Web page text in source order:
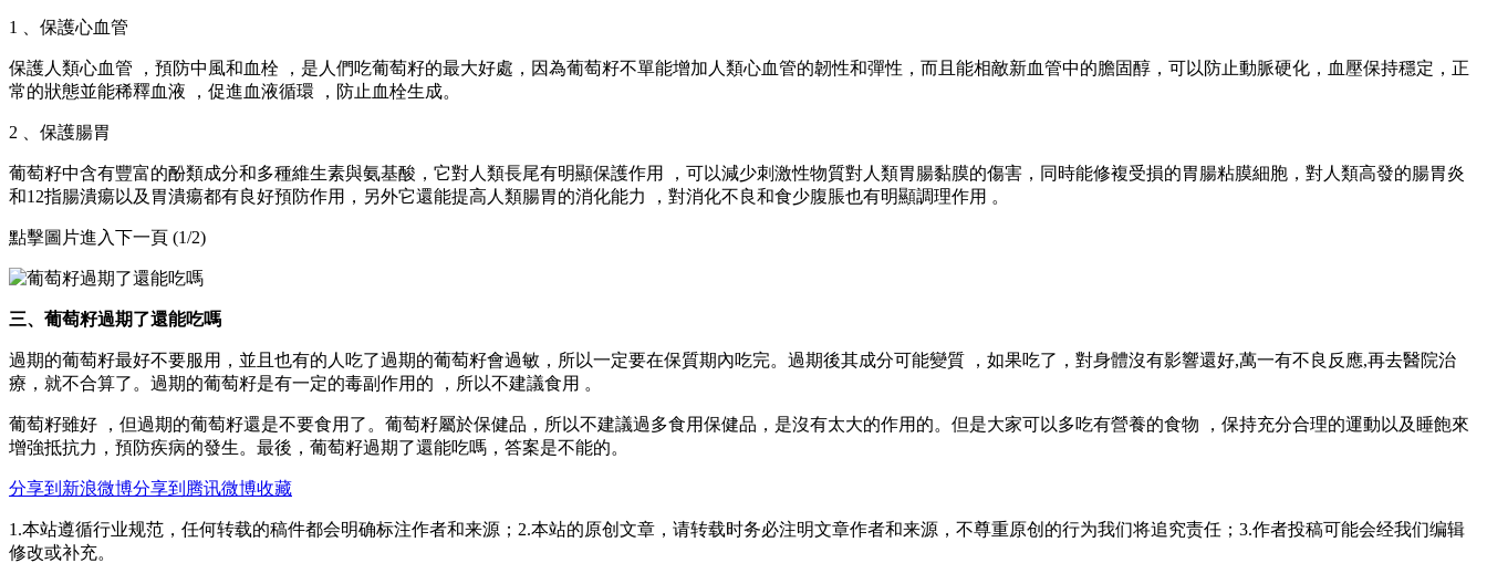
1  、保護心血管
保護人類心血管 ，預防中風和血栓 ，是人們吃葡萄籽的最大好處，因為葡萄籽不單能增加人類心血管的韌性和彈性，而且能相敵新血管中的膽固醇，可以防止動脈硬化 ，血壓保持穩定，正
常的狀態並能稀釋血液 ，促進血液循環 ，防止血栓生成。
2  、保護腸胃
葡萄籽中含有豐富的酚類成分和多種維生素與氨基酸，它對人類長尾有明顯保護作用 ，可以減少刺激性物質對人類胃腸黏膜的傷害 ，同時能修複受損的胃腸粘膜細胞，對人類高發的腸胃炎
和12指腸潰瘍以及胃潰瘍都有良好預防作用，另外它還能提高人類腸胃的消化能力 ，對消化不良和食少腹脹也有明顯調理作用 。
點擊圖片進入下一頁 (1/2)
三、葡萄籽過期了還能吃嗎
過期的葡萄籽最好不要服用，並且也有的人吃了過期的葡萄籽會過敏，所以一定要在保質期內吃完。過期後其成分可能變質  ，如果吃了 ，對身體沒有影響還好,萬一有不良反應,再去醫院治
療，就不合算了 。過期的葡萄籽是有一定的毒副作用的 ，所以不建議食用 。
葡萄籽雖好 ，但過期的葡萄籽還是不要食用了。葡萄籽屬於保健品，所以不建議過多食用保健品，是沒有太大的作用的。但是大家可以多吃有營養的食物 ，保持充分合理的運動以及睡飽來
增強抵抗力 ，預防疾病的發生。最後，葡萄籽過期了還能吃嗎，答案是不能的。
分享到新浪微博分享到腾讯微博收藏
1.本站遵循行业规范，任何转载的稿件都会明确标注作者和来源；2.本站的原创文章，请转载时务必注明文章作者和来源，不尊重原创的行为我们将追究责任；3.作者投稿可能会经我们编辑
修改或补充。